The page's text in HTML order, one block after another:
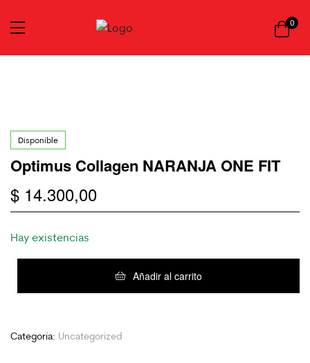
0
Disponible
Optimus Collagen NARANJA ONE FIT
$ 14.300,00
Hay existencias
Añadir al carrito
Categoría: Uncategorized